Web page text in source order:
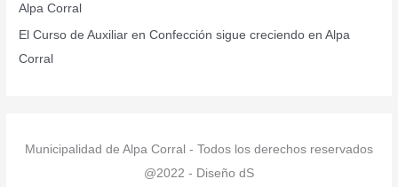
Alpa Corral
El Curso de Auxiliar en Confección sigue creciendo en Alpa
Corral
Municipalidad de Alpa Corral - Todos los derechos reservados
@2022 - Diseño dS